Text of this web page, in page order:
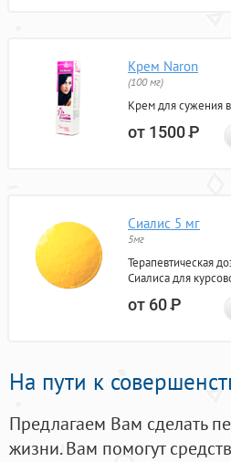
Крем Naron
(100 мг)
Крем для сужения
от 1500Р
Сиалис 5 мг
5мг
Терапевтическая
Сиалиса для
от 60Р
На пути к
Предлагаем Вам сделать
жизни. Вам помогут